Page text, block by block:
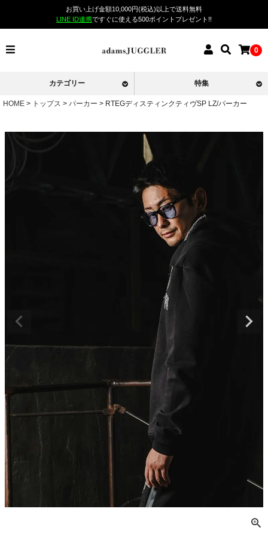
お買い上げ金額10,000円(税込)以上で送料無料
LINE ID連携ですぐに使える500ポイントプレゼント!!
0
カテゴリー 特集
HOME トップス パーカー RTEGディスティンクティヴSP LZ/パーカー